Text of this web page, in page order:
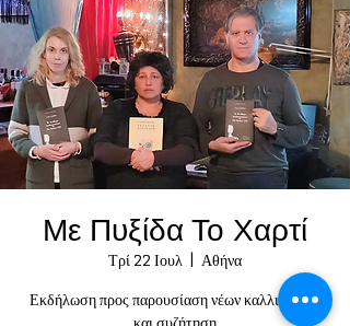
Με Πυξίδα Το Χαρτί
Τρί 22 Ιουλ Αθήνα
Εκδήλωση προς παρουσίαση νέων καλλιτεχνών